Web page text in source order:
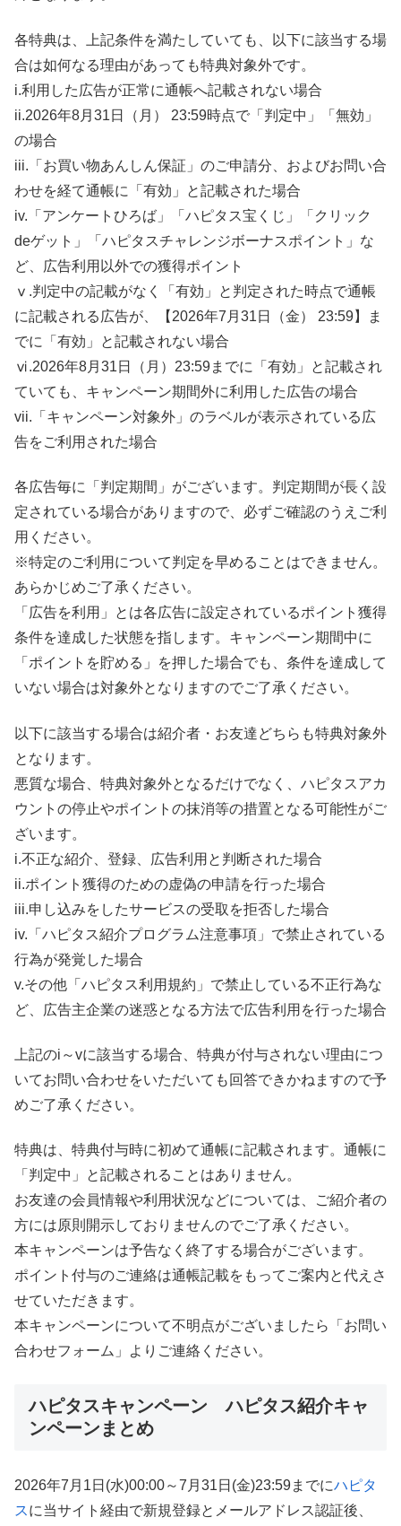
各特典は、上記条件を満たしていても、以下に該当する場
合は如何なる理由があっても特典対象外です。
i.利用した広告が正常に通帳へ記載されない場合
ii.2026年8月31日（月） 23:59時点で「判定中」「無効」
の場合
iii.「お買い物あんしん保証」のご申請分、およびお問い合
わせを経て通帳に「有効」と記載された場合
iv.「アンケートひろば」「ハピタス宝くじ」「クリック
deゲット」「ハピタスチャレンジボーナスポイント」な
ど、広告利用以外での獲得ポイント
ⅴ.判定中の記載がなく「有効」と判定された時点で通帳
に記載される広告が、【2026年7月31日（金） 23:59】ま
でに「有効」と記載されない場合
ⅵ.2026年8月31日（月）23:59までに「有効」と記載され
ていても、キャンペーン期間外に利用した広告の場合
vii.「キャンペーン対象外」のラベルが表示されている広
告をご利用された場合
各広告毎に「判定期間」がございます。判定期間が長く設
定されている場合がありますので、必ずご確認のうえご利
用ください。
※特定のご利用について判定を早めることはできません。
あらかじめご了承ください。
「広告を利用」とは各広告に設定されているポイント獲得
条件を達成した状態を指します。キャンペーン期間中に
「ポイントを貯める」を押した場合でも、条件を達成して
いない場合は対象外となりますのでご了承ください。
以下に該当する場合は紹介者・お友達どちらも特典対象外
となります。
悪質な場合、特典対象外となるだけでなく、ハピタスアカ
ウントの停止やポイントの抹消等の措置となる可能性がご
ざいます。
i.不正な紹介、登録、広告利用と判断された場合
ii.ポイント獲得のための虚偽の申請を行った場合
iii.申し込みをしたサービスの受取を拒否した場合
iv.「ハピタス紹介プログラム注意事項」で禁止されている
行為が発覚した場合
v.その他「ハピタス利用規約」で禁止している不正行為な
ど、広告主企業の迷惑となる方法で広告利用を行った場合
上記のi～vに該当する場合、特典が付与されない理由につ
いてお問い合わせをいただいても回答できかねますので予
めご了承ください。
特典は、特典付与時に初めて通帳に記載されます。通帳に
「判定中」と記載されることはありません。
お友達の会員情報や利用状況などについては、ご紹介者の
方には原則開示しておりませんのでご了承ください。
本キャンペーンは予告なく終了する場合がございます。
ポイント付与のご連絡は通帳記載をもってご案内と代えさ
せていただきます。
本キャンペーンについて不明点がございましたら「お問い
合わせフォーム」よりご連絡ください。
ハピタスキャンペーン ハピタス紹介キャ
ンペーンまとめ
2026年7月1日(水)00:00～7月31日(金)23:59までにハピタ
スに当サイト経由で新規登録とメールアドレス認証後、